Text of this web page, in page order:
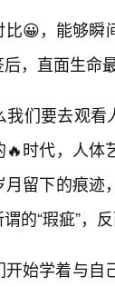
😀，能够瞬
，直面生命
们要去观看
时代，人
留下的痕
的“瑕疵”，
始学着与自